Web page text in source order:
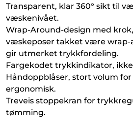
Transparent, klar 360° sikt til
væskenivået.
Wrap-Around-design med
væskeposer takket være wrap-
gir utmerket trykkfordeling.
Fargekodet trykkindikator,
Håndoppblåser, stort volum
ergonomisk.
Treveis stoppekran for
tømming.